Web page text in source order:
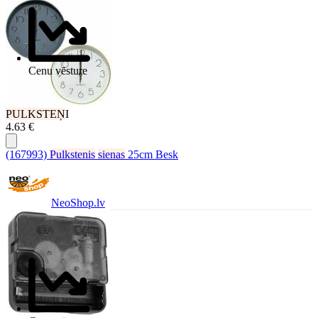
PULKSTEŅI
4.63 €
(167993) Pulkstenis sienas 25cm Besk
NeoShop.lv
Cenu vēsture